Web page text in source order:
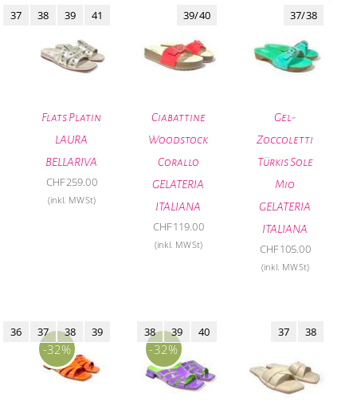
Flats Platin
LAURA
BELLARIVA
37 38 39 41
CHF259.00
(inkl. MWSt)
Ciabattine
Woodstock
Corallo
GELATERIA
ITALIANA
39/40
CHF119.00
(inkl. MWSt)
Gel-
Zoccoletti
Türkis Sole
Mio
GELATERIA
ITALIANA
37/38
CHF105.00
(inkl. MWSt)
-32%
36 37 38 39
-32%
38 39 40 37 38